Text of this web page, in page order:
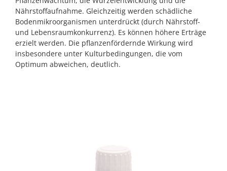
Nährstoffaufnahme. Gleichzeitig werden schädliche
Bodenmikroorganismen unterdrückt (durch Nährstoff-
und Lebensraumkonkurrenz). Es können höhere Erträge
erzielt werden. Die pflanzenfördernde Wirkung wird
insbesondere unter Kulturbedingungen, die vom
Optimum abweichen, deutlich.